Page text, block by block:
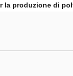
la produzione di